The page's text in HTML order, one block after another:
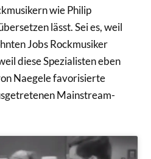
wie Philip
lässt. Sei es, weil
Jobs Rockmusiker
diese Spezialisten eben
Naegele favorisierte
Mainstream-